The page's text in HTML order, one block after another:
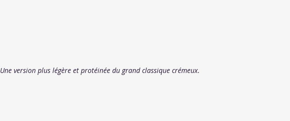
Une version plus légère et protéinée du grand classique crémeux.